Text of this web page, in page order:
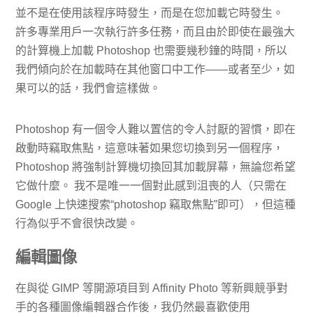
並不是在使用該程序時發生，而是在您加載它時發生。
許多專業用戶一次執行許多任務，而且由於即使在最強大
的計算機上加載 Photoshop 也需要幾秒鐘的時間，所以
我們傾向於在加載時在其他窗口中工作——或者至少，如
果可以的話，我們會這樣做。
Photoshop 有一個令人難以置信的令人討厭的習慣，即在
啟動時竊取焦點，這意味著如果您切換到另一個程序，
Photoshop 將強制計算機切換回其加載屏幕，無論您希望
它做什麼。 我不是唯一一個對此感到沮喪的人（只需在
Google 上快速搜索“photoshop 竊取焦點”即可），但這種
行為似乎不會很快改變。
編輯圖像
在與從 GIMP 等開源項目到 Affinity Photo 等新興競爭對
手的各種圖像編輯器合作後，我仍然最喜歡使用